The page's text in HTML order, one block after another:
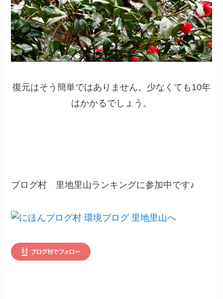
復元はそう簡単ではありません。少なくても10年
はかかるでしょう。
ブログ村 里地里山ランキングに参加中です♪